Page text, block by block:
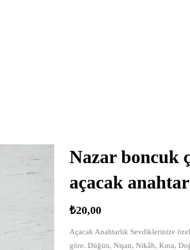
Nazar boncuk
açacak
₺20,00
Açacak Anahtarlık Sevdiklerinize
göre. Düğün, Nişan, Nikâh, Kına,